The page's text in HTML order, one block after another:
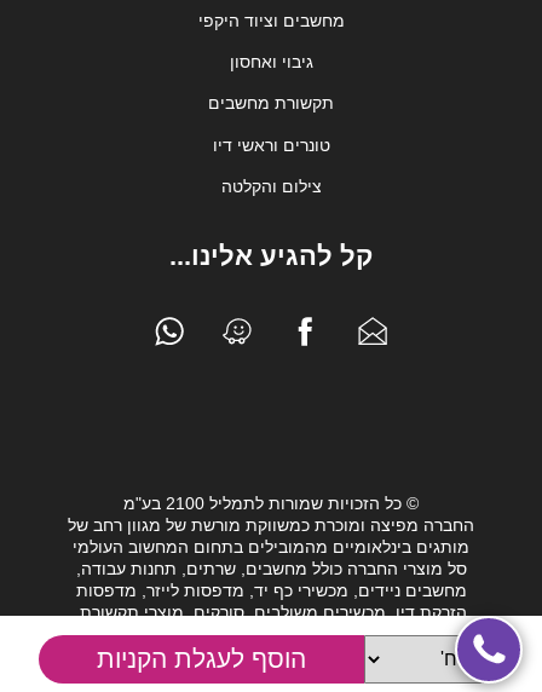
מחשבים וציוד היקפי
גיבוי ואחסון
תקשורת מחשבים
טונרים וראשי דיו
צילום והקלטה
קל להגיע אלינו...
© כל הזכויות שמורות לתמליל 2100 בע"מ
החברה מפיצה ומוכרת כמשווקת מורשת של מגוון רחב של
מותגים בינלאומיים מהמובילים בתחום המחשוב העולמי
סל מוצרי החברה כולל מחשבים, שרתים, תחנות עבודה,
מחשבים ניידים, מכשירי כף יד, מדפסות לייזר, מדפסות
הזרקת דיו, מכשירים משולבים, סורקים, מוצרי תקשורת,
חלקי מחשב, כונני גיבוי וציוד נלווה מגוון לעולם המחשבים.